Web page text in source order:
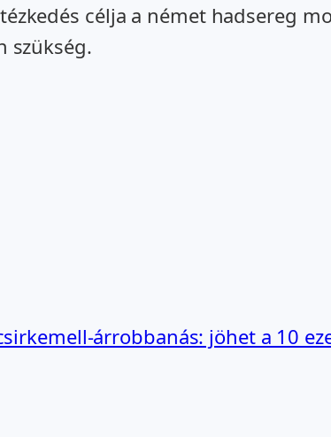
célja a német hadsereg
szükség.
árrobbanás: jöhet a 10